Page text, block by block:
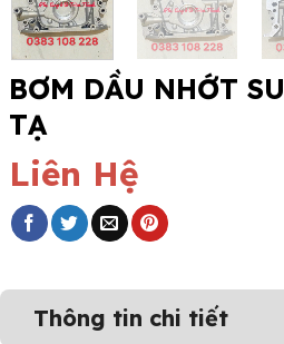
BƠM DẦU NHỚT
TẠ
Liên Hệ
Thông tin chi tiết